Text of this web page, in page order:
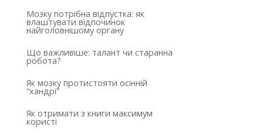
Мозку потрібна відпустка: як
влаштувати відпочинок
найголовнішому органу
Що важливіше: талант чи старанна
робота?
Як мозку протистояти осінній
“хандрі”
Як отримати з книги максимум
користі